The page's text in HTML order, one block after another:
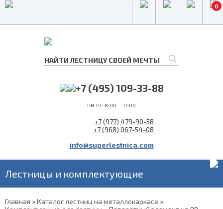
0
+7 (495) 109-33-88
ПН-ПТ: 8:00 — 17:00
+7 (977) 479-90-58
+7 (968) 067-54-08
info@superlestnica.com
Лестницы и комплектующие
Главная »Каталог лестниц на металлокаркасе »